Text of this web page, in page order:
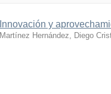
Innovación y
Martínez Hernández, Diego